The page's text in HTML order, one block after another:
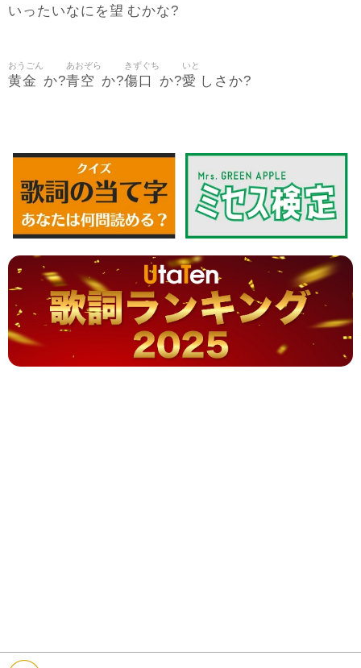
いったいなにを望 むかな?
黄金
おうごん
か?青空
あおぞら
か?傷口
きずぐち
か?愛
いと
しさか?